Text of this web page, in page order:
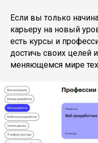
Если вы только
карьеру на новый
есть курсы и
достичь своих целей
меняющемся мире